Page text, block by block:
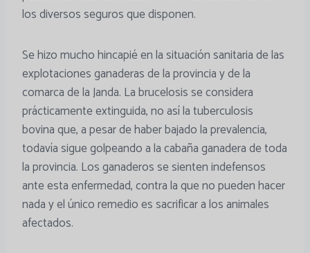
los diversos seguros que disponen.
Se hizo mucho hincapié en la situación sanitaria de las
explotaciones ganaderas de la provincia y de la
comarca de la Janda. La brucelosis se considera
prácticamente extinguida, no así la tuberculosis
bovina que, a pesar de haber bajado la prevalencia,
todavía sigue golpeando a la cabaña ganadera de toda
la provincia. Los ganaderos se sienten indefensos
ante esta enfermedad, contra la que no pueden hacer
nada y el único remedio es sacrificar a los animales
afectados.